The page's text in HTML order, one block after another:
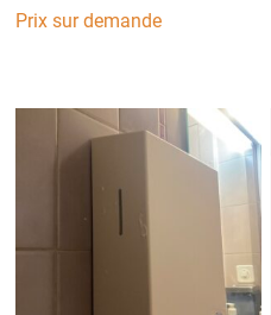
Prix sur demande